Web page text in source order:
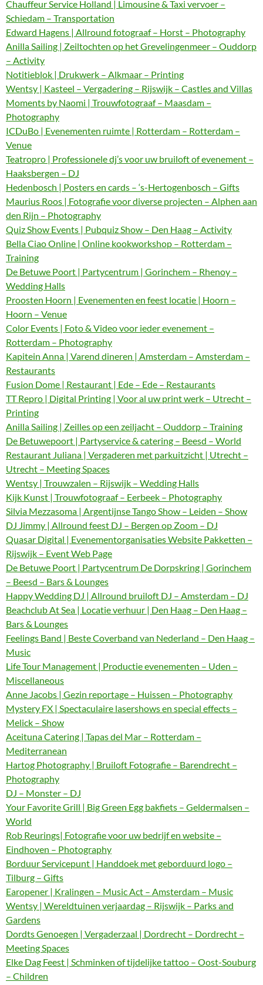
Chauffeur Service Holland | Limousine & Taxi vervoer –
Schiedam – Transportation
Edward Hagens | Allround fotograaf – Horst – Photography
Anilla Sailing | Zeiltochten op het Grevelingenmeer – Ouddorp
– Activity
Notitieblok | Drukwerk – Alkmaar – Printing
Wentsy | Kasteel – Vergadering – Rijswijk – Castles and Villas
Moments by Naomi | Trouwfotograaf – Maasdam –
Photography
ICDuBo | Evenementen ruimte | Rotterdam – Rotterdam –
Venue
Teatropro | Professionele dj’s voor uw bruiloft of evenement –
Haaksbergen – DJ
Hedenbosch | Posters en cards – ‘s-Hertogenbosch – Gifts
Maurius Roos | Fotografie voor diverse projecten – Alphen aan
den Rijn – Photography
Quiz Show Events | Pubquiz Show – Den Haag – Activity
Bella Ciao Online | Online kookworkshop – Rotterdam –
Training
De Betuwe Poort | Partycentrum | Gorinchem – Rhenoy –
Wedding Halls
Proosten Hoorn | Evenementen en feest locatie | Hoorn –
Hoorn – Venue
Color Events | Foto & Video voor ieder evenement –
Rotterdam – Photography
Kapitein Anna | Varend dineren | Amsterdam – Amsterdam –
Restaurants
Fusion Dome | Restaurant | Ede – Ede – Restaurants
TT Repro | Digital Printing | Voor al uw print werk – Utrecht –
Printing
Anilla Sailing | Zeilles op een zeiljacht – Ouddorp – Training
De Betuwepoort | Partyservice & catering – Beesd – World
Restaurant Juliana | Vergaderen met parkuitzicht | Utrecht –
Utrecht – Meeting Spaces
Wentsy | Trouwzalen – Rijswijk – Wedding Halls
Kijk Kunst | Trouwfotograaf – Eerbeek – Photography
Silvia Mezzasoma | Argentijnse Tango Show – Leiden – Show
DJ Jimmy | Allround feest DJ – Bergen op Zoom – DJ
Quasar Digital | Evenementorganisaties Website Pakketten –
Rijswijk – Event Web Page
De Betuwe Poort | Partycentrum De Dorpskring | Gorinchem
– Beesd – Bars & Lounges
Happy Wedding DJ | Allround bruiloft DJ – Amsterdam – DJ
Beachclub At Sea | Locatie verhuur | Den Haag – Den Haag –
Bars & Lounges
Feelings Band | Beste Coverband van Nederland – Den Haag –
Music
Life Tour Management | Productie evenementen – Uden –
Miscellaneous
Anne Jacobs | Gezin reportage – Huissen – Photography
Mystery FX | Spectaculaire lasershows en special effects –
Melick – Show
Aceituna Catering | Tapas del Mar – Rotterdam –
Mediterranean
Hartog Photography | Bruiloft Fotografie – Barendrecht –
Photography
DJ – Monster – DJ
Your Favorite Grill | Big Green Egg bakfiets – Geldermalsen –
World
Rob Reurings| Fotografie voor uw bedrijf en website –
Eindhoven – Photography
Borduur Servicepunt | Handdoek met geborduurd logo –
Tilburg – Gifts
Earopener | Kralingen – Music Act – Amsterdam – Music
Wentsy | Wereldtuinen verjaardag – Rijswijk – Parks and
Gardens
Dordts Genoegen | Vergaderzaal | Dordrecht – Dordrecht –
Meeting Spaces
Elke Dag Feest | Schminken of tijdelijke tattoo – Oost-Souburg
– Children